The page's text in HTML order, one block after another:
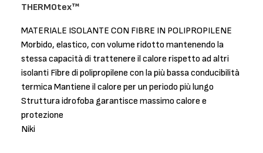
THERMOtex™
MATERIALE ISOLANTE CON FIBRE IN POLIPROPILENE
Morbido, elastico, con volume ridotto mantenendo la
stessa capacità di trattenere il calore rispetto ad altri
isolanti Fibre di polipropilene con la più bassa conducibilità
termica Mantiene il calore per un periodo più lungo
Struttura idrofoba garantisce massimo calore e
protezione
Niki